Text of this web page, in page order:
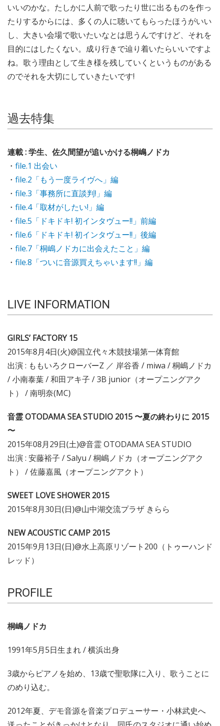
いいのかな。たしかに人前で歌ったり世に出るものを作っ
たりするからには、多くの人に聴いてもらったほうがいい
し、大きい会場で歌いたいなとは思うんですけど、それを
目的にはしたくない。成り行きで辿り着いたらいいですよ
ね。歌う理由として生き様を残していくというものがある
のでそれを大切にしていきたいです!
過去特集
連載 : 学生、佐久間望が追いかける桐嶋ノドカ
・ file.1 出会い
・ file.2「もう一度ライヴへ」編
・ file.3「事務所に直談判!」編
・ file.4「取材がしたい!」編
・ file.5「ドキドキ! 初インタヴュー!!」前編
・ file.6「ドキドキ! 初インタヴュー!!」後編
・ file.7「桐嶋ノドカに出会えたこと」編
・ file.8「ついに音源買えちゃいます!!」編
LIVE INFORMATION
GIRLS’ FACTORY 15
2015年8月4日(火)@国立代々木競技場第一体育館
出演 : ももいろクローバーZ ／ 岸谷香 / miwa / 桐嶋ノドカ
/ 小南泰葉 / 和田アキ子 / 3B junior（オープニングアク
ト） / 南明奈(MC)
音霊 OTODAMA SEA STUDIO 2015 〜夏の終わりに 2015
〜
2015年08月29日(土)@音霊 OTODAMA SEA STUDIO
出演 : 安藤裕子 / Salyu / 桐嶋ノドカ（オープニングアク
ト） / 佐藤嘉風（オープニングアクト）
SWEET LOVE SHOWER 2015
2015年8月30日(日)@山中湖交流プラザ きらら
NEW ACOUSTIC CAMP 2015
2015年9月13日(日)@水上高原リゾート200（トゥーハンド
レッド）
PROFILE
桐嶋ノドカ
1991年5月5日生まれ / 横浜出身
3歳からピアノを始め、13歳で聖歌隊に入り、歌うことに
のめり込む。
2012年夏、デモ音源を音楽プロデューサー・小林武史へ